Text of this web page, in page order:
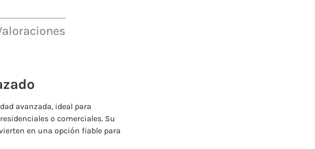
avanzada, ideal para
o comerciales. Su
en una opción fiable para